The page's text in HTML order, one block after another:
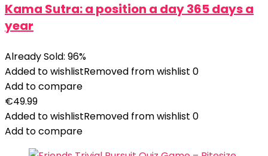
Kama Sutra: a position a day 365 days a
year
Already Sold: 96%
Added to wishlistRemoved from wishlist 0
Add to compare
€49.99
Added to wishlistRemoved from wishlist 0
Add to compare